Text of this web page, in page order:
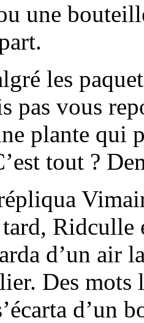
une
les
pas vous
plante qui
tout ?
d’un air
Des
d’un